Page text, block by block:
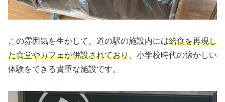
この雰囲気を生かして、道の駅の施設内には給食を再現し
た食堂やカフェが併設されており 、小学校時代の懐かしい
体験をできる貴重な施設です。